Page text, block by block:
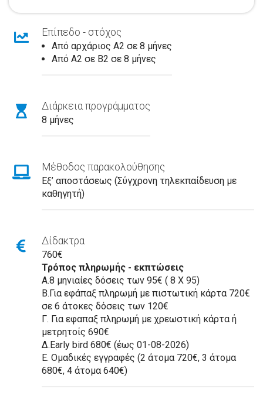
Επίπεδο - στόχος
Από αρχάριος A2 σε 8 μήνες
Από A2 σε Β2 σε 8 μήνες
Διάρκεια προγράμματος
8 μήνες
Μέθοδος παρακολούθησης
Εξ’ αποστάσεως (Σύγχρονη τηλεκπαίδευση με
καθηγητή)
Δίδακτρα
760€
Τρόπος πληρωμής - εκπτώσεις
Α.8 μηνιαίες δόσεις των 95€ ( 8 Χ 95)
Β.Για εφάπαξ πληρωμή με πιστωτική κάρτα 720€
σε 6 άτοκες δόσεις των 120€
Γ. Για εφαπαξ πληρωμή με χρεωστική κάρτα ή
μετρητοίς 690€
Δ.Early bird 680€ (έως 01-08-2026)
Ε. Ομαδικές εγγραφές (2 άτομα 720€, 3 άτομα
680€, 4 άτομα 640€)